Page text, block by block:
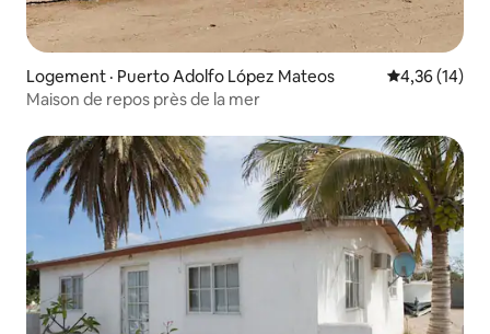
Logement · Puerto Adolfo López Mateos Note
4,36 (14)
Maison de repos près de la mer